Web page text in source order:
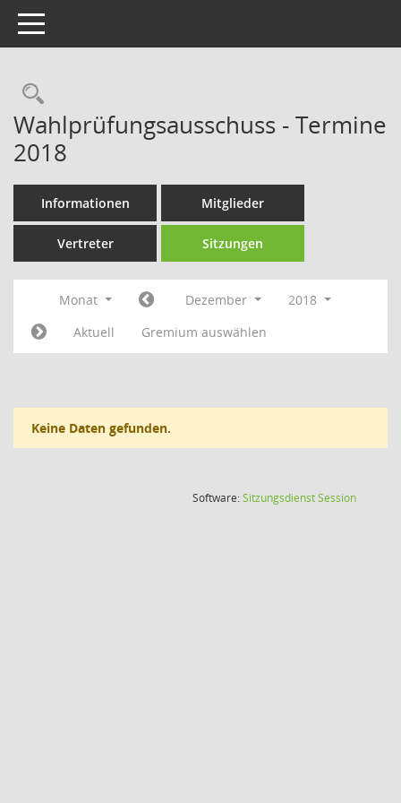
Toggle navigation
Rechercheauswahl
Wahlprüfungsausschuss - Termine
2018
Informationen Mitglieder
Vertreter Sitzungen
Monat Dezember
2018
Aktuell
Gremium auswählen
Keine Daten gefunden.
Software:SitzungsdienstSession(Wird in